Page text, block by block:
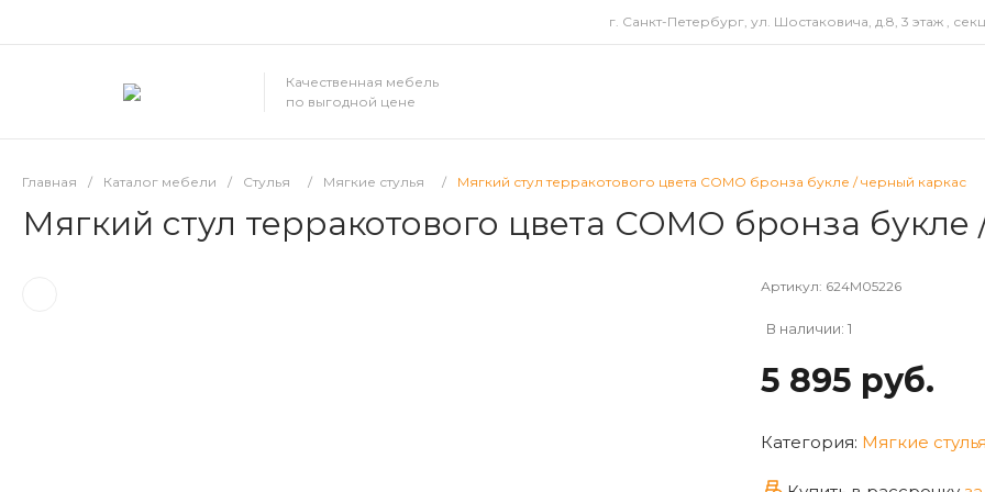
г. Санкт-Петербург, ул. Шостаковича, д.8, 3 этаж ,
Качественная мебель
по выгодной цене
Главная / Каталог мебели / Стулья / Мягкие стулья / Мягкий стул терракотового цвета COMO бронза букле / черный каркас
Мягкий стул терракотового цвета COMO бронза
Артикул: 624M05226
В наличии: 1
5 895 руб.
Категория: Мягкие стулья